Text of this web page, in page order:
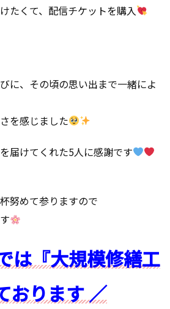
たくて、配信チケットを購入
に、その頃の思い出まで一緒によ
を感じました
届けてくれた5人に感謝です
努めて参りますので
は『大規模修繕工
おります ／